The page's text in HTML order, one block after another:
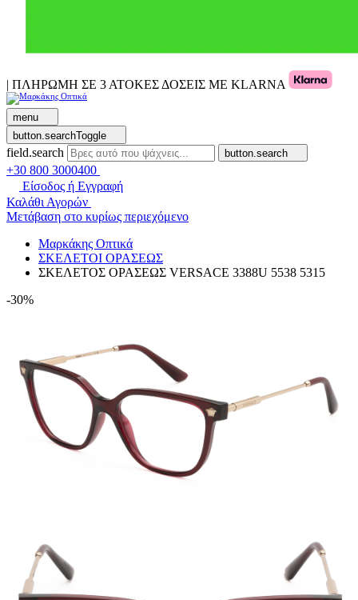
| ΠΛΗΡΩΜΗ ΣΕ 3 ΑΤΟΚΕΣ ΔΟΣΕΙΣ ΜΕ KLARNA
menu
button.searchToggle
field.search button.search
+30 800 3000400
Είσοδος ή Εγγραφή
Καλάθι Αγορών
Μετάβαση στο κυρίως περιεχόμενο
Μαρκάκης Οπτικά
ΣΚΕΛΕΤΟΙ ΟΡΑΣΕΩΣ
ΣΚΕΛΕΤΟΣ ΟΡΑΣΕΩΣ VERSACE 3388U 5538 5315
-30%